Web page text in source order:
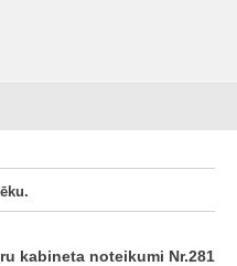
kabineta noteikumi Nr.281